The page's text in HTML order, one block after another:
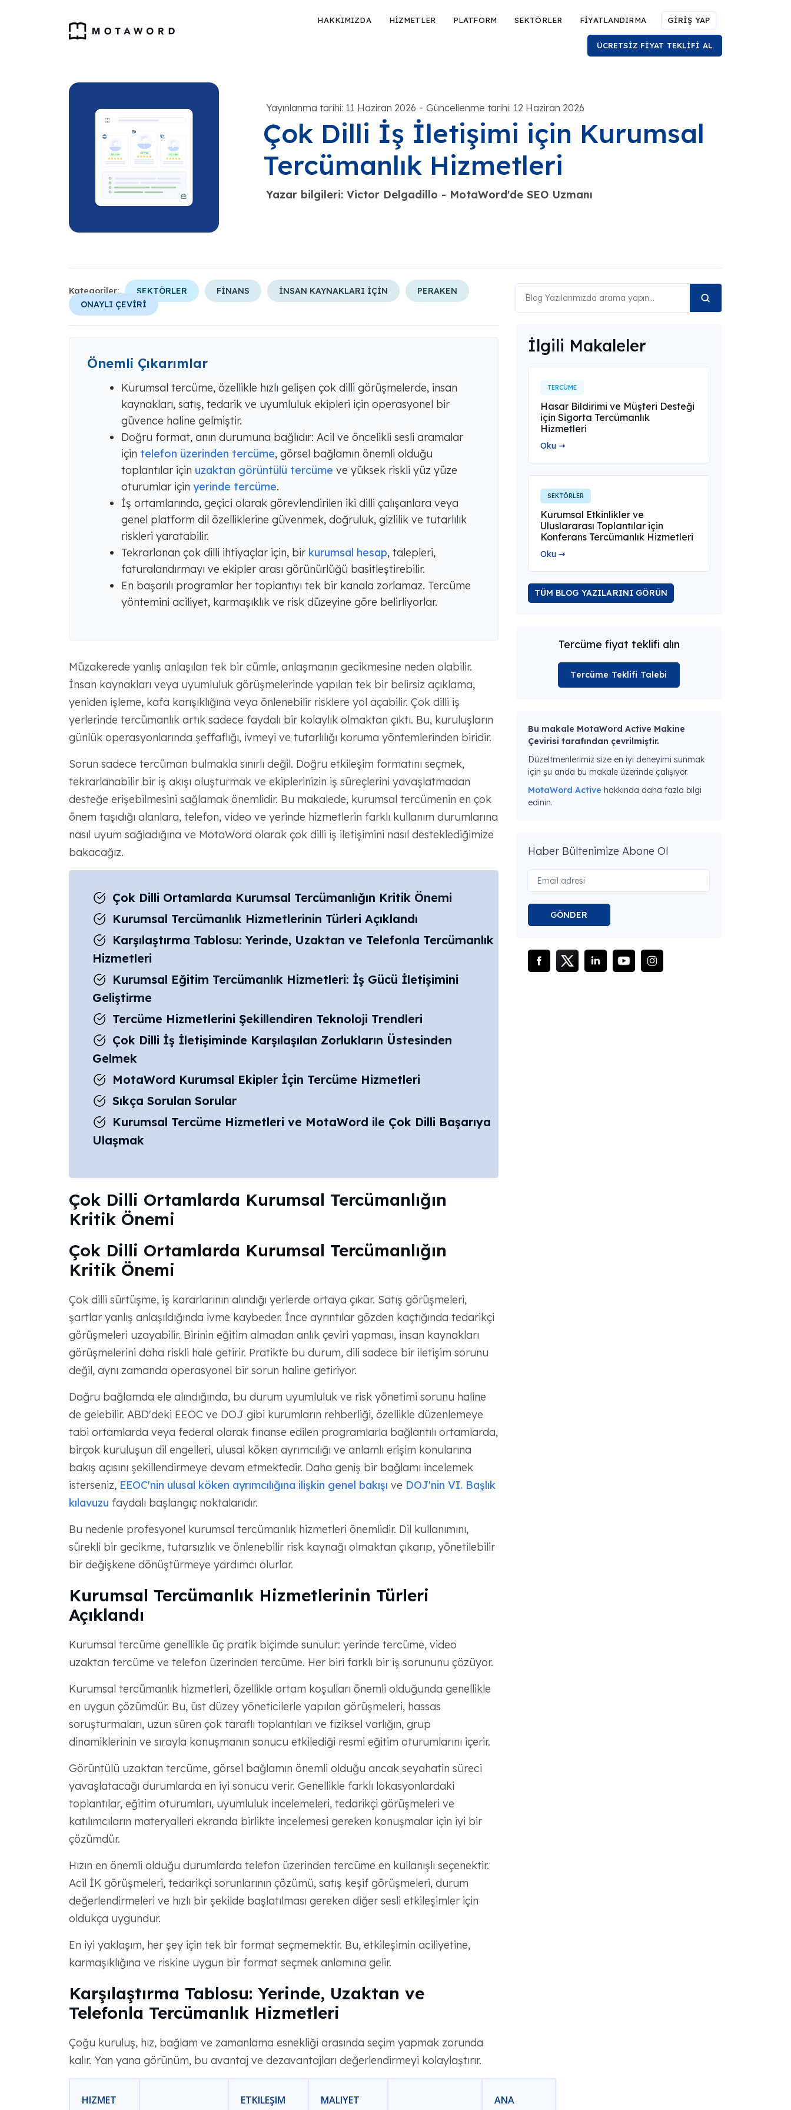
HAKKIMIZDA HİZMETLER PLATFORM SEKTÖRLER FİYATLANDIRMA GİRİŞ YAP
ÜCRETSİZ FİYAT TEKLİFİ AL
Yayınlanma tarihi: 11 Haziran 2026 - Güncellenme tarihi: 12 Haziran 2026
Çok Dilli İş İletişimi için Kurumsal
Tercümanlık Hizmetleri
Yazar bilgileri: Victor Delgadillo - MotaWord'de SEO Uzmanı
Kategoriler: SEKTÖRLER FİNANS İNSAN KAYNAKLARI İÇİN
PERAKEN
ONAYLI ÇEVİRİ
Önemli Çıkarımlar
Kurumsal tercüme, özellikle hızlı gelişen çok dilli görüşmelerde, insan
kaynakları, satış, tedarik ve uyumluluk ekipleri için operasyonel bir
güvence haline gelmiştir.
Doğru format, anın durumuna bağlıdır: Acil ve öncelikli sesli aramalar
için telefon üzerinden tercüme, görsel bağlamın önemli olduğu
toplantılar için uzaktan görüntülü tercüme ve yüksek riskli yüz yüze
oturumlar için yerinde tercüme.
İş ortamlarında, geçici olarak görevlendirilen iki dilli çalışanlara veya
genel platform dil özelliklerine güvenmek, doğruluk, gizlilik ve tutarlılık
riskleri yaratabilir.
Tekrarlanan çok dilli ihtiyaçlar için, bir kurumsal hesap, talepleri,
faturalandırmayı ve ekipler arası görünürlüğü basitleştirebilir.
En başarılı programlar her toplantıyı tek bir kanala zorlamaz. Tercüme
yöntemini aciliyet, karmaşıklık ve risk düzeyine göre belirliyorlar.
Müzakerede yanlış anlaşılan tek bir cümle, anlaşmanın gecikmesine neden olabilir.
İnsan kaynakları veya uyumluluk görüşmelerinde yapılan tek bir belirsiz açıklama,
yeniden işleme, kafa karışıklığına veya önlenebilir risklere yol açabilir. Çok dilli iş
yerlerinde tercümanlık artık sadece faydalı bir kolaylık olmaktan çıktı. Bu, kuruluşların
günlük operasyonlarında şeffaflığı, ivmeyi ve tutarlılığı koruma yöntemlerinden biridir.
Sorun sadece tercüman bulmakla sınırlı değil. Doğru etkileşim formatını seçmek,
tekrarlanabilir bir iş akışı oluşturmak ve ekiplerinizin iş süreçlerini yavaşlatmadan
desteğe erişebilmesini sağlamak önemlidir. Bu makalede, kurumsal tercümenin en çok
önem taşıdığı alanlara, telefon, video ve yerinde hizmetlerin farklı kullanım durumlarına
nasıl uyum sağladığına ve MotaWord olarak çok dilli iş iletişimini nasıl desteklediğimize
bakacağız.
Çok Dilli Ortamlarda Kurumsal Tercümanlığın Kritik Önemi
Kurumsal Tercümanlık Hizmetlerinin Türleri Açıklandı
Karşılaştırma Tablosu: Yerinde, Uzaktan ve Telefonla Tercümanlık
Hizmetleri
Kurumsal Eğitim Tercümanlık Hizmetleri: İş Gücü İletişimini
Geliştirme
Tercüme Hizmetlerini Şekillendiren Teknoloji Trendleri
Çok Dilli İş İletişiminde Karşılaşılan Zorlukların Üstesinden
Gelmek
MotaWord Kurumsal Ekipler İçin Tercüme Hizmetleri
Sıkça Sorulan Sorular
Kurumsal Tercüme Hizmetleri ve MotaWord ile Çok Dilli Başarıya
Ulaşmak
Çok Dilli Ortamlarda Kurumsal Tercümanlığın
Kritik Önemi
Çok Dilli Ortamlarda Kurumsal Tercümanlığın
Kritik Önemi
Çok dilli sürtüşme, iş kararlarının alındığı yerlerde ortaya çıkar. Satış görüşmeleri,
şartlar yanlış anlaşıldığında ivme kaybeder. İnce ayrıntılar gözden kaçtığında tedarikçi
görüşmeleri uzayabilir. Birinin eğitim almadan anlık çeviri yapması, insan kaynakları
görüşmelerini daha riskli hale getirir. Pratikte bu durum, dili sadece bir iletişim sorunu
değil, aynı zamanda operasyonel bir sorun haline getiriyor.
Doğru bağlamda ele alındığında, bu durum uyumluluk ve risk yönetimi sorunu haline
de gelebilir. ABD'deki EEOC ve DOJ gibi kurumların rehberliği, özellikle düzenlemeye
tabi ortamlarda veya federal olarak finanse edilen programlarla bağlantılı ortamlarda,
birçok kuruluşun dil engelleri, ulusal köken ayrımcılığı ve anlamlı erişim konularına
bakış açısını şekillendirmeye devam etmektedir. Daha geniş bir bağlamı incelemek
isterseniz, EEOC'nin ulusal köken ayrımcılığına ilişkin genel bakışı ve DOJ'nin VI. Başlık
kılavuzu faydalı başlangıç ​​noktalarıdır.
Bu nedenle profesyonel kurumsal tercümanlık hizmetleri önemlidir. Dil kullanımını,
sürekli bir gecikme, tutarsızlık ve önlenebilir risk kaynağı olmaktan çıkarıp, yönetilebilir
bir değişkene dönüştürmeye yardımcı olurlar.
Kurumsal Tercümanlık Hizmetlerinin Türleri
Açıklandı
Kurumsal tercüme genellikle üç pratik biçimde sunulur: yerinde tercüme, video
uzaktan tercüme ve telefon üzerinden tercüme. Her biri farklı bir iş sorununu çözüyor.
Kurumsal tercümanlık hizmetleri, özellikle ortam koşulları önemli olduğunda genellikle
en uygun çözümdür. Bu, üst düzey yöneticilerle yapılan görüşmeleri, hassas
soruşturmaları, uzun süren çok taraflı toplantıları ve fiziksel varlığın, grup
dinamiklerinin ve sırayla konuşmanın sonucu etkilediği resmi eğitim oturumlarını içerir.
Görüntülü uzaktan tercüme, görsel bağlamın önemli olduğu ancak seyahatin süreci
yavaşlatacağı durumlarda en iyi sonucu verir. Genellikle farklı lokasyonlardaki
toplantılar, eğitim oturumları, uyumluluk incelemeleri, tedarikçi görüşmeleri ve
katılımcıların materyalleri ekranda birlikte incelemesi gereken konuşmalar için iyi bir
çözümdür.
Hızın en önemli olduğu durumlarda telefon üzerinden tercüme en kullanışlı seçenektir.
Acil İK görüşmeleri, tedarikçi sorunlarının çözümü, satış keşif görüşmeleri, durum
değerlendirmeleri ve hızlı bir şekilde başlatılması gereken diğer sesli etkileşimler için
oldukça uygundur.
En iyi yaklaşım, her şey için tek bir format seçmemektir. Bu, etkileşimin aciliyetine,
karmaşıklığına ve riskine uygun bir format seçmek anlamına gelir.
Karşılaştırma Tablosu: Yerinde, Uzaktan ve
Telefonla Tercümanlık Hizmetleri
Çoğu kuruluş, hız, bağlam ve zamanlama esnekliği arasında seçim yapmak zorunda
kalır. Yan yana görünüm, bu avantaj ve dezavantajları değerlendirmeyi kolaylaştırır.
HIZMET ETKILEŞIM MALIYET ANA
İlgili Makaleler
TERCÜME
Hasar Bildirimi ve Müşteri Desteği
için Sigorta Tercümanlık
Hizmetleri
Oku ➞
SEKTÖRLER
Kurumsal Etkinlikler ve
Uluslararası Toplantılar için
Konferans Tercümanlık Hizmetleri
Oku ➞
TÜM BLOG YAZILARINI GÖRÜN
Tercüme fiyat teklifi alın
Tercüme Teklifi Talebi
Bu makale MotaWord Active Makine
Çevirisi tarafından çevrilmiştir.
Düzeltmenlerimiz size en iyi deneyimi sunmak
için şu anda bu makale üzerinde çalışıyor.
MotaWord Active hakkında daha fazla bilgi
edinin.
Haber Bültenimize Abone Ol
GÖNDER